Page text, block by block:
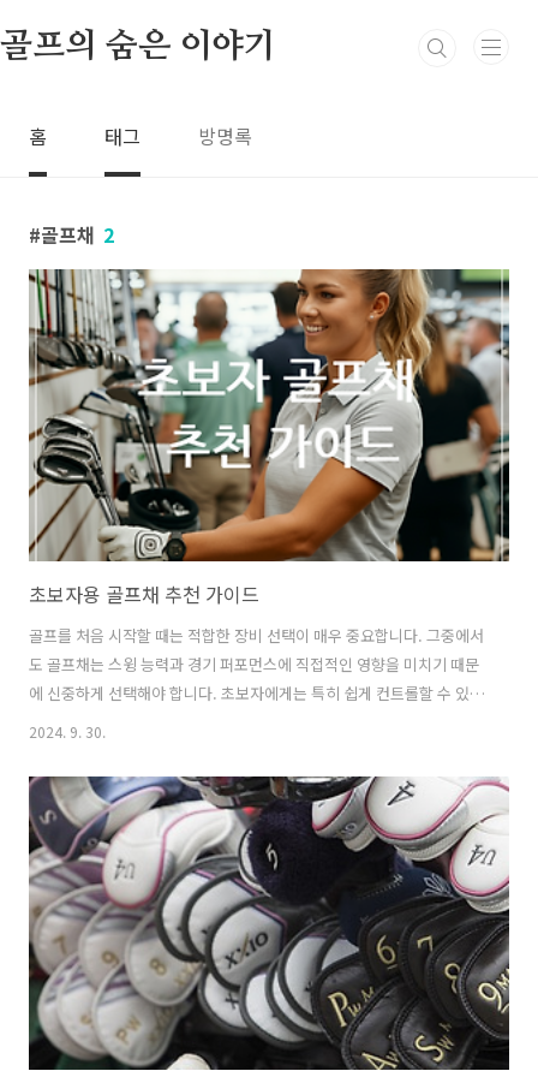
골프의 숨은 이야기
홈 태그 방명록
골프채 2
초보자용 골프채 추천 가이드
골프를 처음 시작할 때는 적합한 장비 선택이 매우 중요합니다. 그중에서
도 골프채는 스윙 능력과 경기 퍼포먼스에 직접적인 영향을 미치기 때문
에 신중하게 선택해야 합니다. 초보자에게는 특히 쉽게 컨트롤할 수 있
고, 무게가 가벼우며, 미스샷을 최소화할 수 있는 골프채를 선택하는 것
고 있지만, 모든 골프채가 동일한 것은 아니며, 개인의 신체 조건과 스윙
스타일에 따라 적합한 클럽을 선택하는 것이 핵심입니다. 이 가이드에서
는 초보자가 고려해야 할 골프채 선택 기준과 함께 추천 제품들을 소개합
니다. 초보자용 골프채 선택기준관용성 (Forgiveness): 초보자는 정확
한 타격을 기대하기 어려운 경우가 많기 때문에 관용성이 높은 골프채가
필요합니다..
2024. 9. 30.